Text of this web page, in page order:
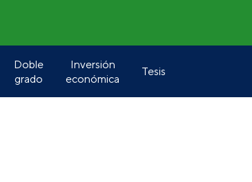
Doble
grado
Inversión
económica
Tesis